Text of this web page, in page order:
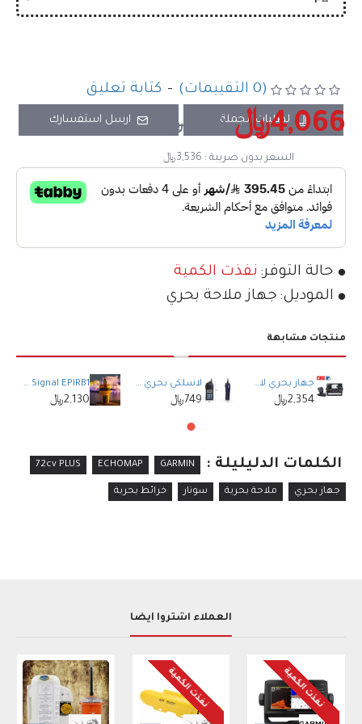
لطلبات الجملة ارسل استفسارك
حالة التوفر: نفذت الكمية
الموديل: جهاز ملاحة بحري
(0 التقييمات) - كتابة تعليق
4,066﷼ 4,200﷼
السعر بدون ضريبة : 3,536﷼
منتجات مشابهة
جهاز بحري لاسلكي و مستقبل تتبع مدمج ICOM IC-M510E
2,354﷼
لاسلكي بحري يدوي مصرح من هيئة الاتصالات Recent RS-35M VHF MARINE
749﷼
Ocean Signal EPIRB1جهاز استغاثة بحري البريطاني
2,130﷼
الكلمات الدليليلة : GARMIN
ECHOMAP
72cv PLUS
جهاز بحري ملاحة بحرية سونار خرائط بحرية
العملاء اشتروا أيضاً
نفذت الكمية نفذت الكمية